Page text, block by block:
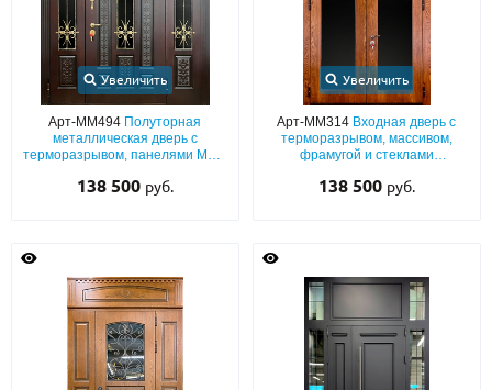
Увеличить
Арт-ММ494 Полуторная
металлическая дверь с
терморазрывом, панелями МДФ
вставкой, тремя стеклами и
138 500 руб.
Увеличить
Арт-ММ314 Входная дверь с
терморазрывом, массивом,
фрамугой и стеклами
138 500 руб.